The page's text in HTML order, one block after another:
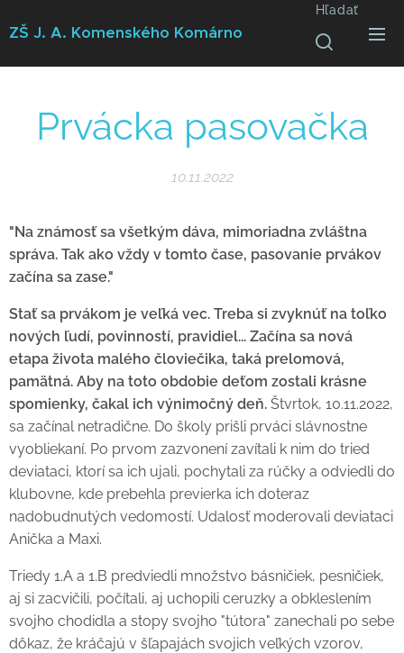
ZŠ J. A. Komenského Komárno
Hľadať
Prvácka pasovačka
10.11.2022
"Na známosť sa všetkým dáva, mimoriadna zvláštna
správa. Tak ako vždy v tomto čase, pasovanie prvákov
začína sa zase."
Stať sa prvákom je veľká vec. Treba si zvyknúť na toľko
nových ľudí, povinností, pravidiel... Začína sa nová
etapa života malého človiečika, taká prelomová,
pamätná. Aby na toto obdobie deťom zostali krásne
spomienky, čakal ich výnimočný deň. Štvrtok, 10.11.2022,
sa začínal netradične. Do školy prišli prváci slávnostne
vyobliekaní. Po prvom zazvonení zavítali k nim do tried
deviataci, ktorí sa ich ujali, pochytali za rúčky a odviedli do
klubovne, kde prebehla previerka ich doteraz
nadobudnutých vedomostí. Udalosť moderovali deviataci
Anička a Maxi.
Triedy 1.A a 1.B predviedli množstvo básničiek, pesničiek,
aj si zacvičili, počítali, aj uchopili ceruzky a obkleslením
svojho chodidla a stopy svojho "tútora" zanechali po sebe
dôkaz, že kráčajú v šľapajách svojich veľkých vzorov,